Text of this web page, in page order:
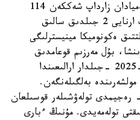
بيىل 1 قاڭتاردان باستاپ پاندەميادان زارداپ شەككەن 114
قىزمەت تۇرىنە بولشەك سالىقتىڭ ارنايى 2 جىلدىق سالىق
ەكونوميكا مينيسترلىگى
بۇل مەرزىم قوعامدىق
تاماقتانۋ سالاسى ءۇشىن 2023-2025 -جىلدار ارالىعىندا
قامتيدى. سالىق ستاۆكاسى %6 مولشەرىندە بەلگىلەنگەن.
تولەۋشىلەر قوسىلعان
تولەمەيدى. مۇنىڭ ءبارى